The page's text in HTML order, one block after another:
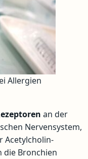
Allergien
an der
Nervensystem,
Acetylcholin-
die Bronchien